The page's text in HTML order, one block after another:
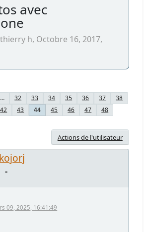
avec
h, Octobre 16, 2017,
... 32 33 34 35 36 37
38
42 43 44 45 46 47
48
Actions de l'utilisateur
-
09, 2025, 16:41:49